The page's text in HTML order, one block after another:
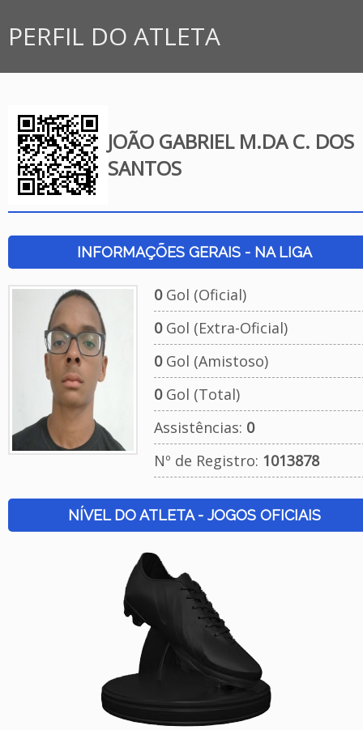
PERFIL DO ATLETA
JOÃO GABRIEL M.DA C. DOS
SANTOS
INFORMAÇÕES GERAIS - NA LIGA
0Gol (Oficial)
0Gol (Extra-Oficial)
0Gol (Amistoso)
0Gol (Total)
Assistências: 0
Nº de Registro: 1013878
NÍVEL DO ATLETA - JOGOS OFICIAIS